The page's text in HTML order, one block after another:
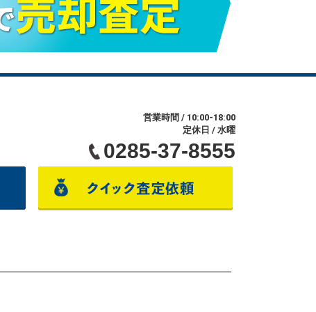
営業時間 / 10:00-18:00
定休日 / 水曜
0285-37-8555